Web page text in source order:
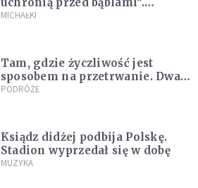
Archidiecezja pokazała
MICHAŁKI
Tam, gdzie życzliwość jest
sposobem na przetrwanie. Dwa
tygodnie na Alasce [REPORTAŻ]
PODRÓŻE
Ksiądz didżej podbija Polskę.
Stadion wyprzedał się w dobę
MUZYKA